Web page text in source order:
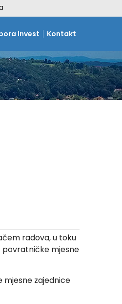
Invest Kontakt
radova, u toku
povratničke mjesne
mjesne zajednice